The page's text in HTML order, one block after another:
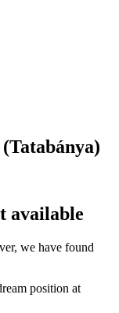
(Tatabánya)
available
we have found
position at